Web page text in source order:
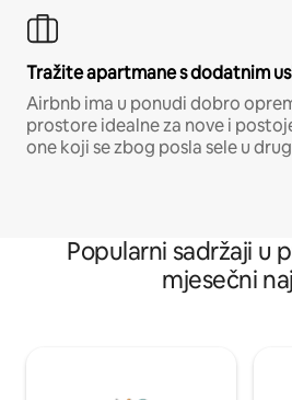
Tražite apartmane s dodatnim
Airbnb ima u ponudi dobro
prostore idealne za nove i
one koji se zbog posla sele u
Popularni sadržaji u
mjesečni